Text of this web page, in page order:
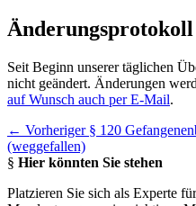
Änderungsprotokoll
Seit Beginn unserer täglichen
nicht geändert. Änderungen
auf Wunsch auch per E-Mail.
← Vorheriger § 120
(weggefallen)
§ Hier könnten Sie stehen
Platzieren Sie sich als Experte